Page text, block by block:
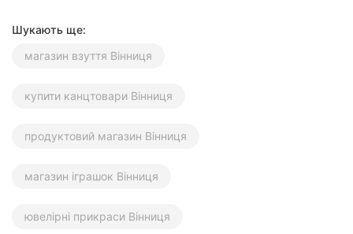
Шукають ще:
магазин взуття Вінниця
купити канцтовари Вінниця
продуктовий магазин Вінниця
магазин іграшок Вінниця
ювелірні прикраси Вінниця